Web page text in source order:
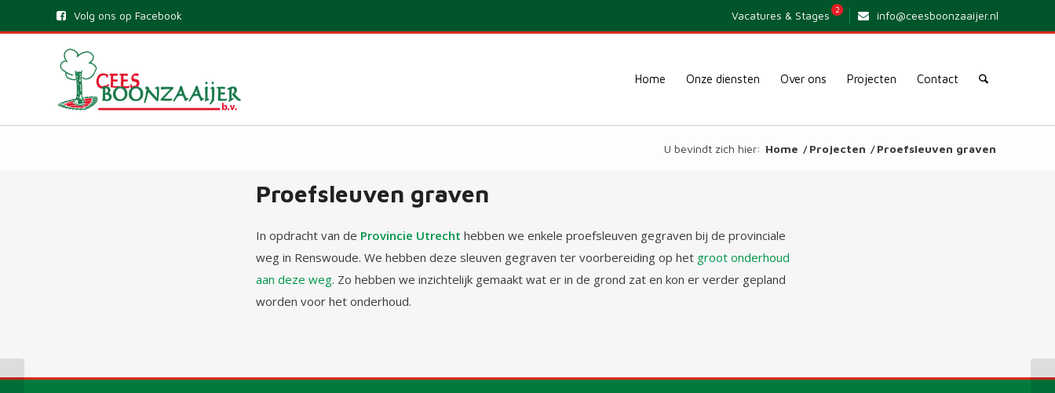
Vacatures & Stages 2 info@ceesboonzaaijer.nl
Volg ons op Facebook
Home Onze diensten Over ons Projecten Contact
U bevindt zich hier: Home / Projecten / Proefsleuven graven
Proefsleuven graven
In opdracht van de Provincie Utrecht hebben we enkele proefsleuven gegraven bij de provinciale
weg in Renswoude. We hebben deze sleuven gegraven ter voorbereiding op het groot onderhoud
aan deze weg. Zo hebben we inzichtelijk gemaakt wat er in de grond zat en kon er verder gepland
worden voor het onderhoud.